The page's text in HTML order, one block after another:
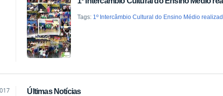
Tags: 1º Intercâmbio Cultural do Ensino Médio
Últimas Notícias